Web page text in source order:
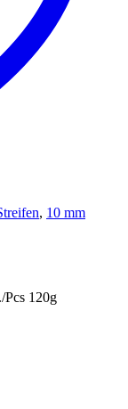
, 10 mm
Pcs 120g